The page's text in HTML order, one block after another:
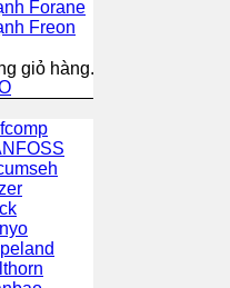
giỏ hàng.
Forane
Freon